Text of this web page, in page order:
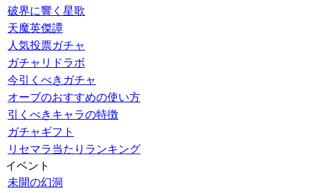
破界に響く星歌
天魔英傑譚
人気投票ガチャ
ガチャリドラボ
今引くべきガチャ
オーブのおすすめの使い方
引くべきキャラの特徴
ガチャギフト
リセマラ当たりランキング
イベント
未開の幻洞